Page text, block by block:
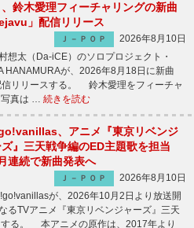
鈴木愛理フィーチャリングの新曲
」配信リリース
Ｊ－ＰＯＰ
2026年8月10日
想太（Da-iCE）のソロプロジェクト・
HANAMURAが、2026年8月18日に新曲
信リリースする。 鈴木愛理をフィーチャ
写真は … 続きを読む
、アニメ『東京リベンジ
ズ』三天戦争編のED主題歌を担当
連続で新曲発表へ
Ｊ－ＰＯＰ
2026年8月10日
が、2026年10月2日より放送開
るTVアニメ『東京リベンジャーズ』三天
る。 本アニメの原作は、2017年より